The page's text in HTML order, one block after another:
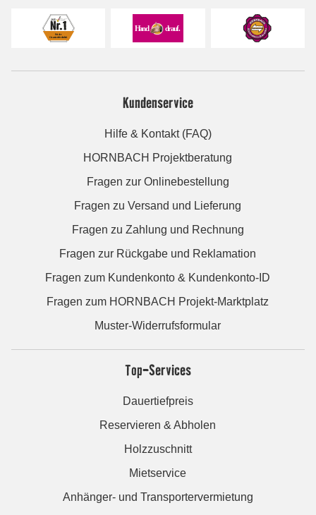
Kundenservice
Hilfe & Kontakt (FAQ)
HORNBACH Projektberatung
Fragen zur Onlinebestellung
Fragen zu Versand und Lieferung
Fragen zu Zahlung und Rechnung
Fragen zur Rückgabe und Reklamation
Fragen zum Kundenkonto & Kundenkonto-ID
Fragen zum HORNBACH Projekt-Marktplatz
Muster-Widerrufsformular
Top-Services
Dauertiefpreis
Reservieren & Abholen
Holzzuschnitt
Mietservice
Anhänger- und Transportervermietung